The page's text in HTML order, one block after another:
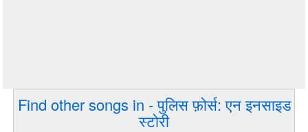
Find other songs in - पुलिस फ़ोर्स: एन इनसाइड
स्टोरी